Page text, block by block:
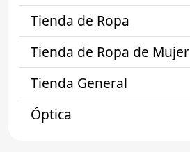
Tienda de Ropa
Tienda de Ropa de Mujer
Tienda General
Óptica